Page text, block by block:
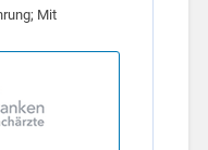
Mit